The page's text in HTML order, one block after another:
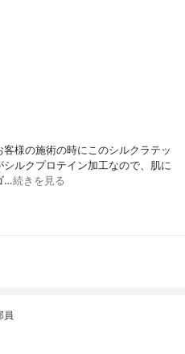
様の施術の時にこのシルクラテッ
ルクプロテイン加工なので、肌に
…続きを見る
員